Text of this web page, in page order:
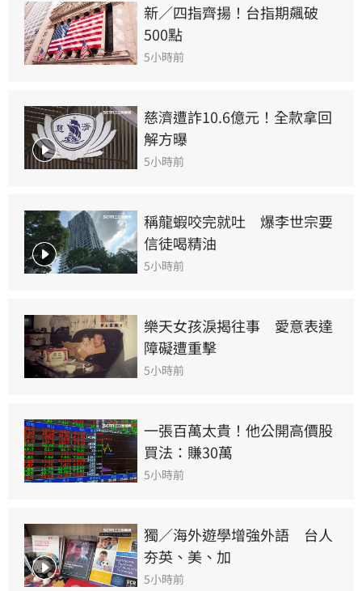
新／四指齊揚！台指期飆破
500點
5小時前
慈濟遭詐10.6億元！全款拿回
解方曝
5小時前
稱龍蝦咬完就吐　爆李世宗要
信徒喝精油
5小時前
樂天女孩淚揭往事　愛意表達
障礙遭重擊
5小時前
一張百萬太貴！他公開高價股
買法：賺30萬
5小時前
獨／海外遊學增強外語　台人
夯英、美、加
5小時前